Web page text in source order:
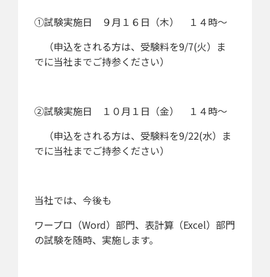
①試験実施日
９月１６日（木） １４時～
（申込をされる方は、受験料を9/7(火）ま
でに当社までご持参ください）
②試験実施日
１０月１日（金） １４時～
（申込をされる方は、受験料を9/22(水）ま
でに当社までご持参ください）
当社では、今後も
ワープロ（Word）部門、表計算（Excel）部門
の試験を随時、実施します。